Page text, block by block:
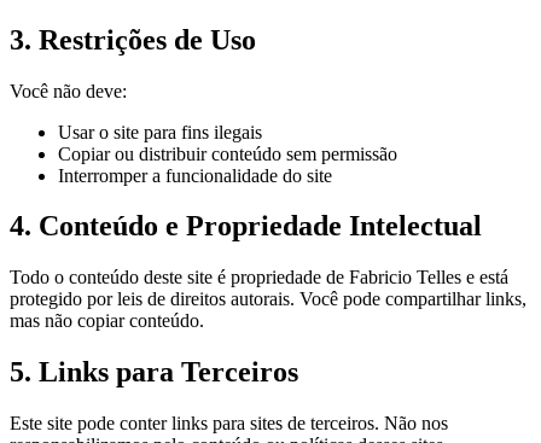
3. Restrições de Uso
Você não deve:
Usar o site para fins ilegais
Copiar ou distribuir conteúdo sem permissão
Interromper a funcionalidade do site
4. Conteúdo e Propriedade Intelectual
Todo o conteúdo deste site é propriedade de Fabricio Telles e está
protegido por leis de direitos autorais. Você pode compartilhar links,
mas não copiar conteúdo.
5. Links para Terceiros
Este site pode conter links para sites de terceiros. Não nos